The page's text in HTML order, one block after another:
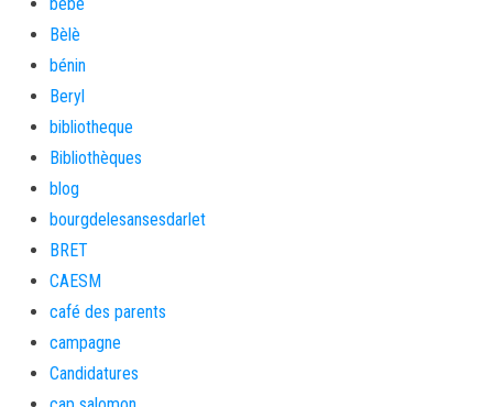
Bèlè
bénin
Beryl
bibliotheque
Bibliothèques
blog
bourgdelesansesdarlet
BRET
CAESM
café des parents
campagne
Candidatures